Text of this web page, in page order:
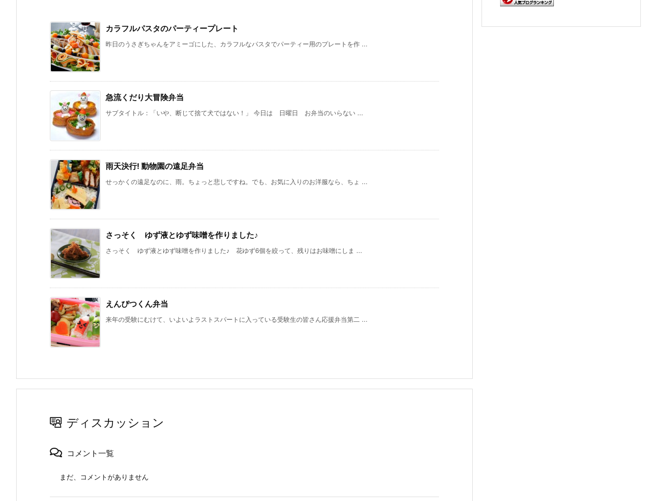
カラフルパスタのパーティープレート
昨日のうさぎちゃんをアミーゴにした、カラフルなパスタでパーティー用のプレートを作 ...
急流くだり大冒険弁当
サブタイトル：「いや、断じて捨て犬ではない！」 今日は 日曜日 お弁当のいらない ...
雨天決行! 動物園の遠足弁当
せっかくの遠足なのに、雨。ちょっと悲しですね。でも、お気に入りのお洋服なら、ちょ ...
さっそく ゆず液とゆず味噌を作りました♪
さっそく ゆず液とゆず味噌を作りました♪ 花ゆず6個を絞って、残りはお味噌にしま ...
えんぴつくん弁当
来年の受験にむけて、いよいよラストスパートに入っている受験生の皆さん応援弁当第二 ...
ディスカッション
コメント一覧
まだ、コメントがありません